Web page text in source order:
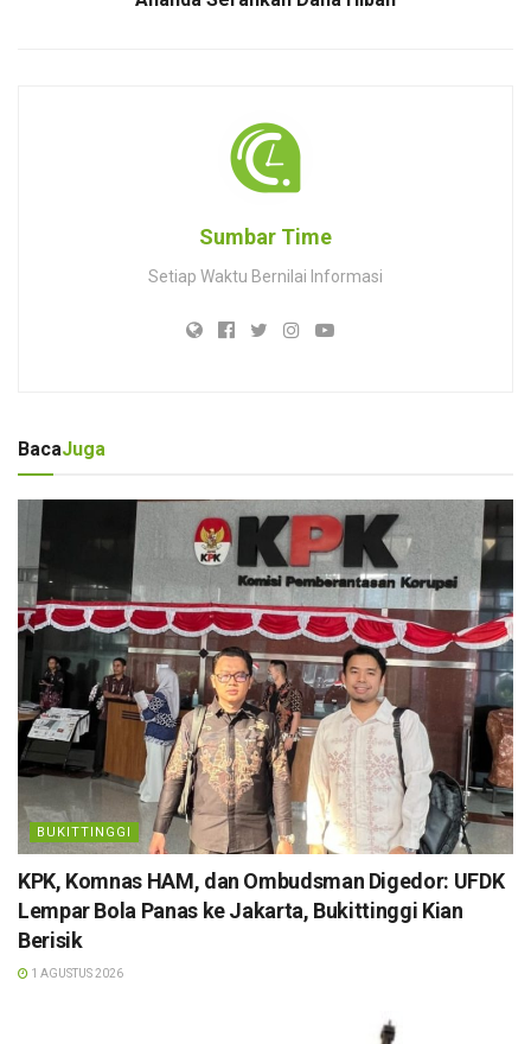
Sumbar Time
Setiap Waktu Bernilai Informasi
BacaJuga
BUKITTINGGI
KPK, Komnas HAM, dan Ombudsman Digedor: UFDK
Lempar Bola Panas ke Jakarta, Bukittinggi Kian
Berisik
1 AGUSTUS 2026